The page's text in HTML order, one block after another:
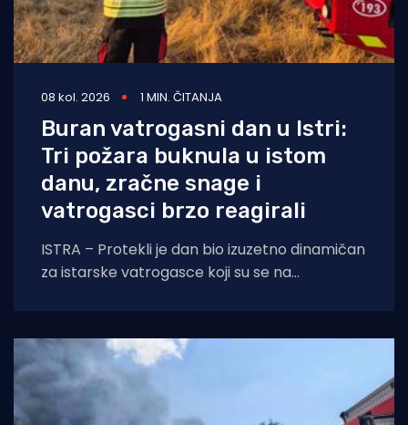
08 kol. 2026 1 MIN. ČITANJA
Buran vatrogasni dan u Istri:
Tri požara buknula u istom
danu, zračne snage i
vatrogasci brzo reagirali
ISTRA – Protekli je dan bio izuzetno dinamičan
za istarske vatrogasce koji su se na